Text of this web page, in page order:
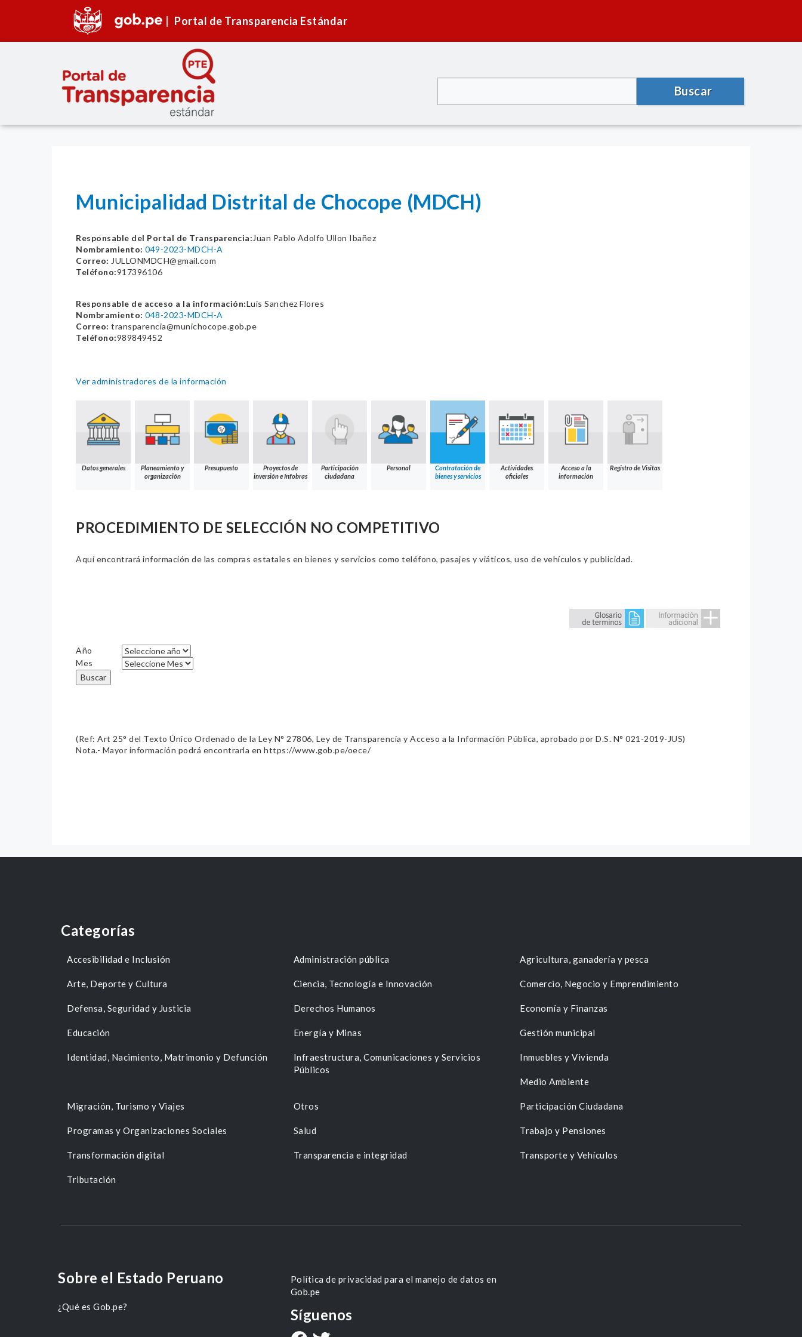
Portal de Transparencia Estándar
Buscar
Municipalidad Distrital de Chocope (MDCH)
Responsable del Portal de Transparencia: Juan Pablo Adolfo Ullon Ibañez
Nombramiento: 049-2023-MDCH-A
Correo: JULLONMDCH@gmail.com
Teléfono:917396106
Responsable de acceso a la información:Luis Sanchez Flores
Nombramiento: 048-2023-MDCH-A
Correo: transparencia@munichocope.gob.pe
Teléfono:989849452
Ver administradores de la información
Datos generales
Planeamiento y
organización
Presupuesto
Proyectos de
inversión e Infobras
Participación
ciudadana
Personal
Contratación de
bienes y servicios
Actividades
oficiales
Acceso a la
información
Registro de Visitas
PROCEDIMIENTO DE SELECCIÓN NO COMPETITIVO
Aquí encontrará información de las compras estatales en bienes y servicios como teléfono, pasajes y viáticos, uso de vehículos y publicidad.
Año
Mes
Buscar
(Ref: Art 25° del Texto Único Ordenado de la Ley N° 27806, Ley de Transparencia y Acceso a la Información Pública, aprobado por D.S. N° 021-2019-JUS)
Nota.- Mayor información podrá encontrarla en https://www.gob.pe/oece/
Categorías
Accesibilidad e Inclusión Administración pública Agricultura, ganadería y pesca
Arte, Deporte y Cultura Ciencia, Tecnología e Innovación Comercio, Negocio y Emprendimiento
Defensa, Seguridad y Justicia Derechos Humanos Economía y Finanzas
Educación Energía y Minas Gestión municipal
Identidad, Nacimiento, Matrimonio y Defunción
Infraestructura, Comunicaciones y Servicios
Públicos
Inmuebles y Vivienda
Medio Ambiente
Migración, Turismo y Viajes Otros Participación Ciudadana
Programas y Organizaciones Sociales Salud Trabajo y Pensiones
Transformación digital Transparencia e integridad Transporte y Vehículos
Tributación
Sobre el Estado Peruano
¿Qué es Gob.pe?
Política de privacidad para el manejo de datos en
Gob.pe
Síguenos